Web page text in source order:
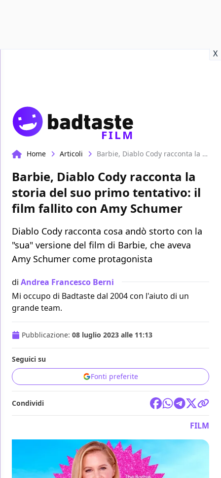
X
FILM
Home Articoli Barbie, Diablo Cody racconta la storia del suo primo tentativo: il film fallito con Amy Schumer
Barbie, Diablo Cody racconta la
storia del suo primo tentativo: il
film fallito con Amy Schumer
Diablo Cody racconta cosa andò storto con la
"sua" versione del film di Barbie, che aveva
Amy Schumer come protagonista
di Andrea Francesco Berni
Mi occupo di Badtaste dal 2004 con l'aiuto di un
grande team.
Pubblicazione: 08 luglio 2023 alle 11:13
Seguici su
Fonti preferite
Condividi
FILM